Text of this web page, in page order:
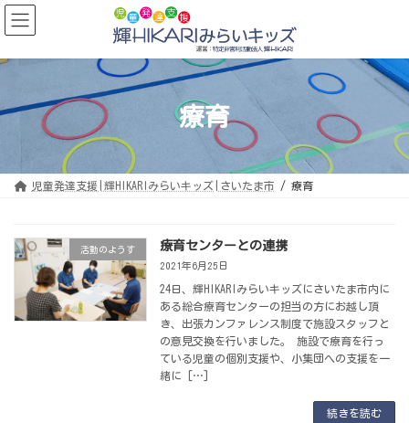
コ
ン
テ
ツ
ッ
ナ
ビ
ゲ
シ
移
療育
児童発達支援|輝HIKARIみらいキッズ|さいたま市 療育
活動のようす 療育センターとの連携
2021年6月25日
24日、輝HIKARIみらいキッズにさいたま市内に
ある総合療育センターの担当の方にお越し頂
き、出張カンファレンス制度で施設スタッフと
の意見交換を行いました。 施設で療育を行っ
ている児童の個別支援や、小集団への支援を一
緒に […]
続きを読む